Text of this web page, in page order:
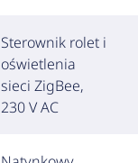
Sterownik rolet i
oświetlenia
sieci ZigBee,
230 V AC